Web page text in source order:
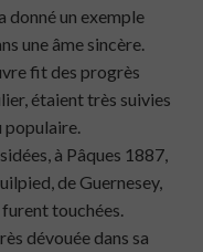
donné un exemple
une âme sincère.
fit des progrès
étaient très suivies
populaire.
à Pâques 1887,
de Guernesey,
touchées.
dévouée dans sa